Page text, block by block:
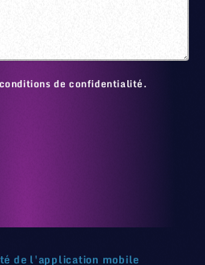
de confidentialité.
de l'application mobile